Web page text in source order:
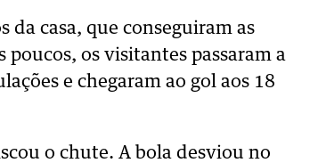
da casa, que conseguiram as
os visitantes passaram a
e chegaram ao gol aos 18
o chute. A bola desviou no